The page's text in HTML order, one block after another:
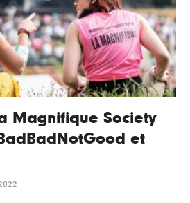
Magnifique Society
et